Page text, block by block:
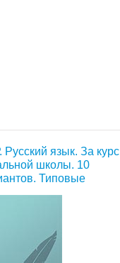
Русский язык. За курс
школы. 10
Типовые